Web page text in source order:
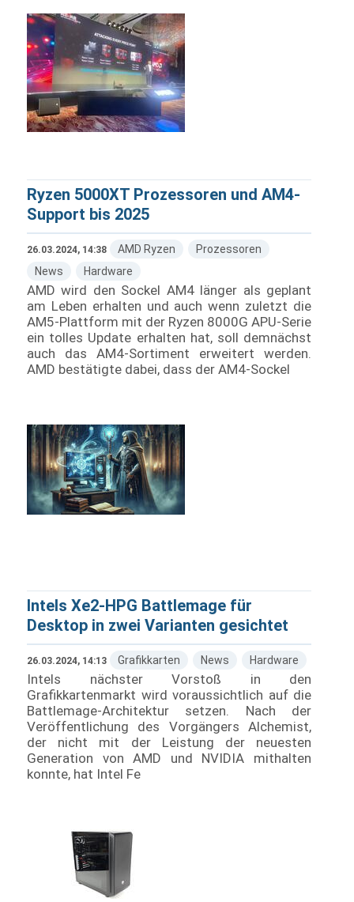
Ryzen 5000XT Prozessoren und AM4-
Support bis 2025
26.03.2024, 14:38 AMD Ryzen
Prozessoren
News
Hardware
AMD wird den Sockel AM4 länger als geplant
am Leben erhalten und auch wenn zuletzt die
AM5-Plattform mit der Ryzen 8000G APU-Serie
ein tolles Update erhalten hat, soll demnächst
auch das AM4-Sortiment erweitert werden.
AMD bestätigte dabei, dass der AM4-Sockel
Intels Xe2-HPG Battlemage für
Desktop in zwei Varianten gesichtet
26.03.2024, 14:13 Grafikkarten News Hardware
Intels nächster Vorstoß in den
Grafikkartenmarkt wird voraussichtlich auf die
Battlemage-Architektur setzen. Nach der
Veröffentlichung des Vorgängers Alchemist,
der nicht mit der Leistung der neuesten
Generation von AMD und NVIDIA mithalten
konnte, hat Intel Fe